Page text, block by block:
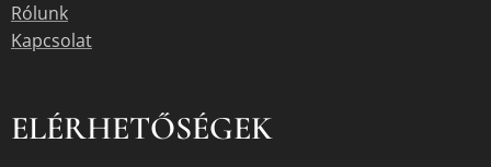
Rólunk
Kapcsolat
ELÉRHETŐSÉGEK